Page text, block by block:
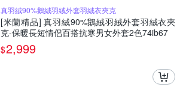
真羽絨90%鵝絨羽絨外套羽絨衣夾克
[米蘭精品] 真羽絨90%鵝絨羽絨外套羽絨衣夾
克-保暖長短情侶百搭抗寒男女外套2色74ib67
$2,999